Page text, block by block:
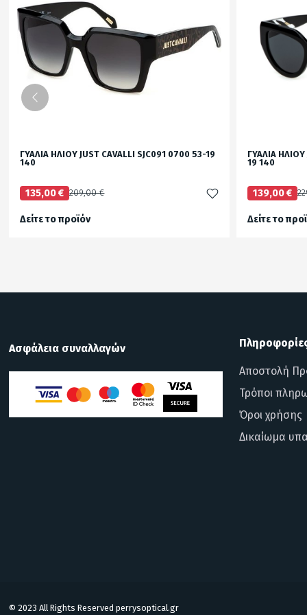
ΓΥΑΛΙΑ ΗΛΙΟΥ JUST CAVALLI SJC091 0700 53-19
140
135,00 € 209,00 €
Δείτε το προϊόν
ΓΥΑΛΙΑ ΗΛΙΟΥ
19 140
139,00 €
Δείτε το
Ασφάλεια συναλλαγών
Αποστολή
Τρόποι
Όροι χρήσης
Δικαίωμα
© 2023 All Rights Reserved perrysoptical.gr